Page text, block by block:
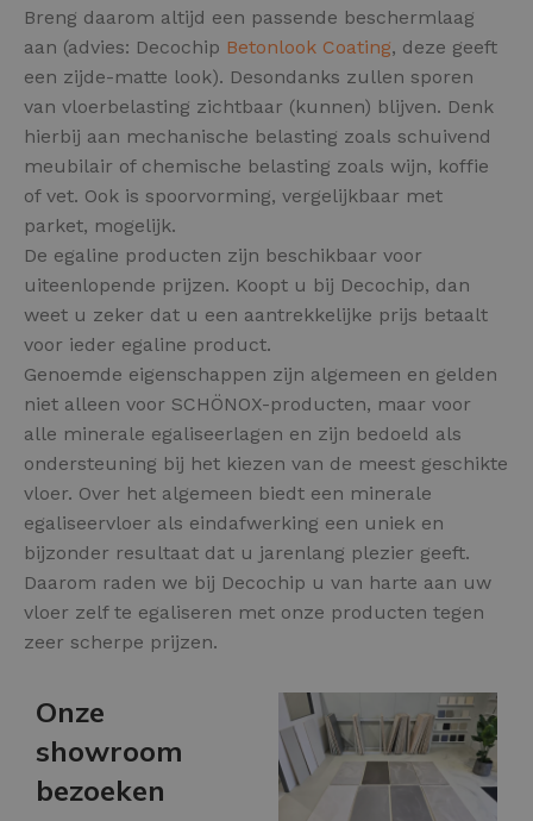
Breng daarom altijd een passende beschermlaag
aan (advies: Decochip Betonlook Coating, deze geeft
een zijde-matte look). Desondanks zullen sporen
van vloerbelasting zichtbaar (kunnen) blijven. Denk
hierbij aan mechanische belasting zoals schuivend
meubilair of chemische belasting zoals wijn, koffie
of vet. Ook is spoorvorming, vergelijkbaar met
parket, mogelijk.
De egaline producten zijn beschikbaar voor
uiteenlopende prijzen. Koopt u bij Decochip, dan
weet u zeker dat u een aantrekkelijke prijs betaalt
voor ieder egaline product.
Genoemde eigenschappen zijn algemeen en gelden
niet alleen voor SCHÖNOX-producten, maar voor
alle minerale egaliseerlagen en zijn bedoeld als
ondersteuning bij het kiezen van de meest geschikte
vloer. Over het algemeen biedt een minerale
egaliseervloer als eindafwerking een uniek en
bijzonder resultaat dat u jarenlang plezier geeft.
Daarom raden we bij Decochip u van harte aan uw
vloer zelf te egaliseren met onze producten tegen
zeer scherpe prijzen.
Onze
showroom
bezoeken